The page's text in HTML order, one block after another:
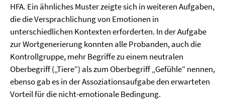
HFA. Ein ähnliches Muster zeigte sich in weiteren Aufgaben,
die die Versprachlichung von Emotionen in
unterschiedlichen Kontexten erforderten. In der Aufgabe
zur Wortgenerierung konnten alle Probanden, auch die
Kontrollgruppe, mehr Begriffe zu einem neutralen
Oberbegriff („Tiere“) als zum Oberbegriff „Gefühle“ nennen,
ebenso gab es in der Assoziationsaufgabe den erwarteten
Vorteil für die nicht-emotionale Bedingung.